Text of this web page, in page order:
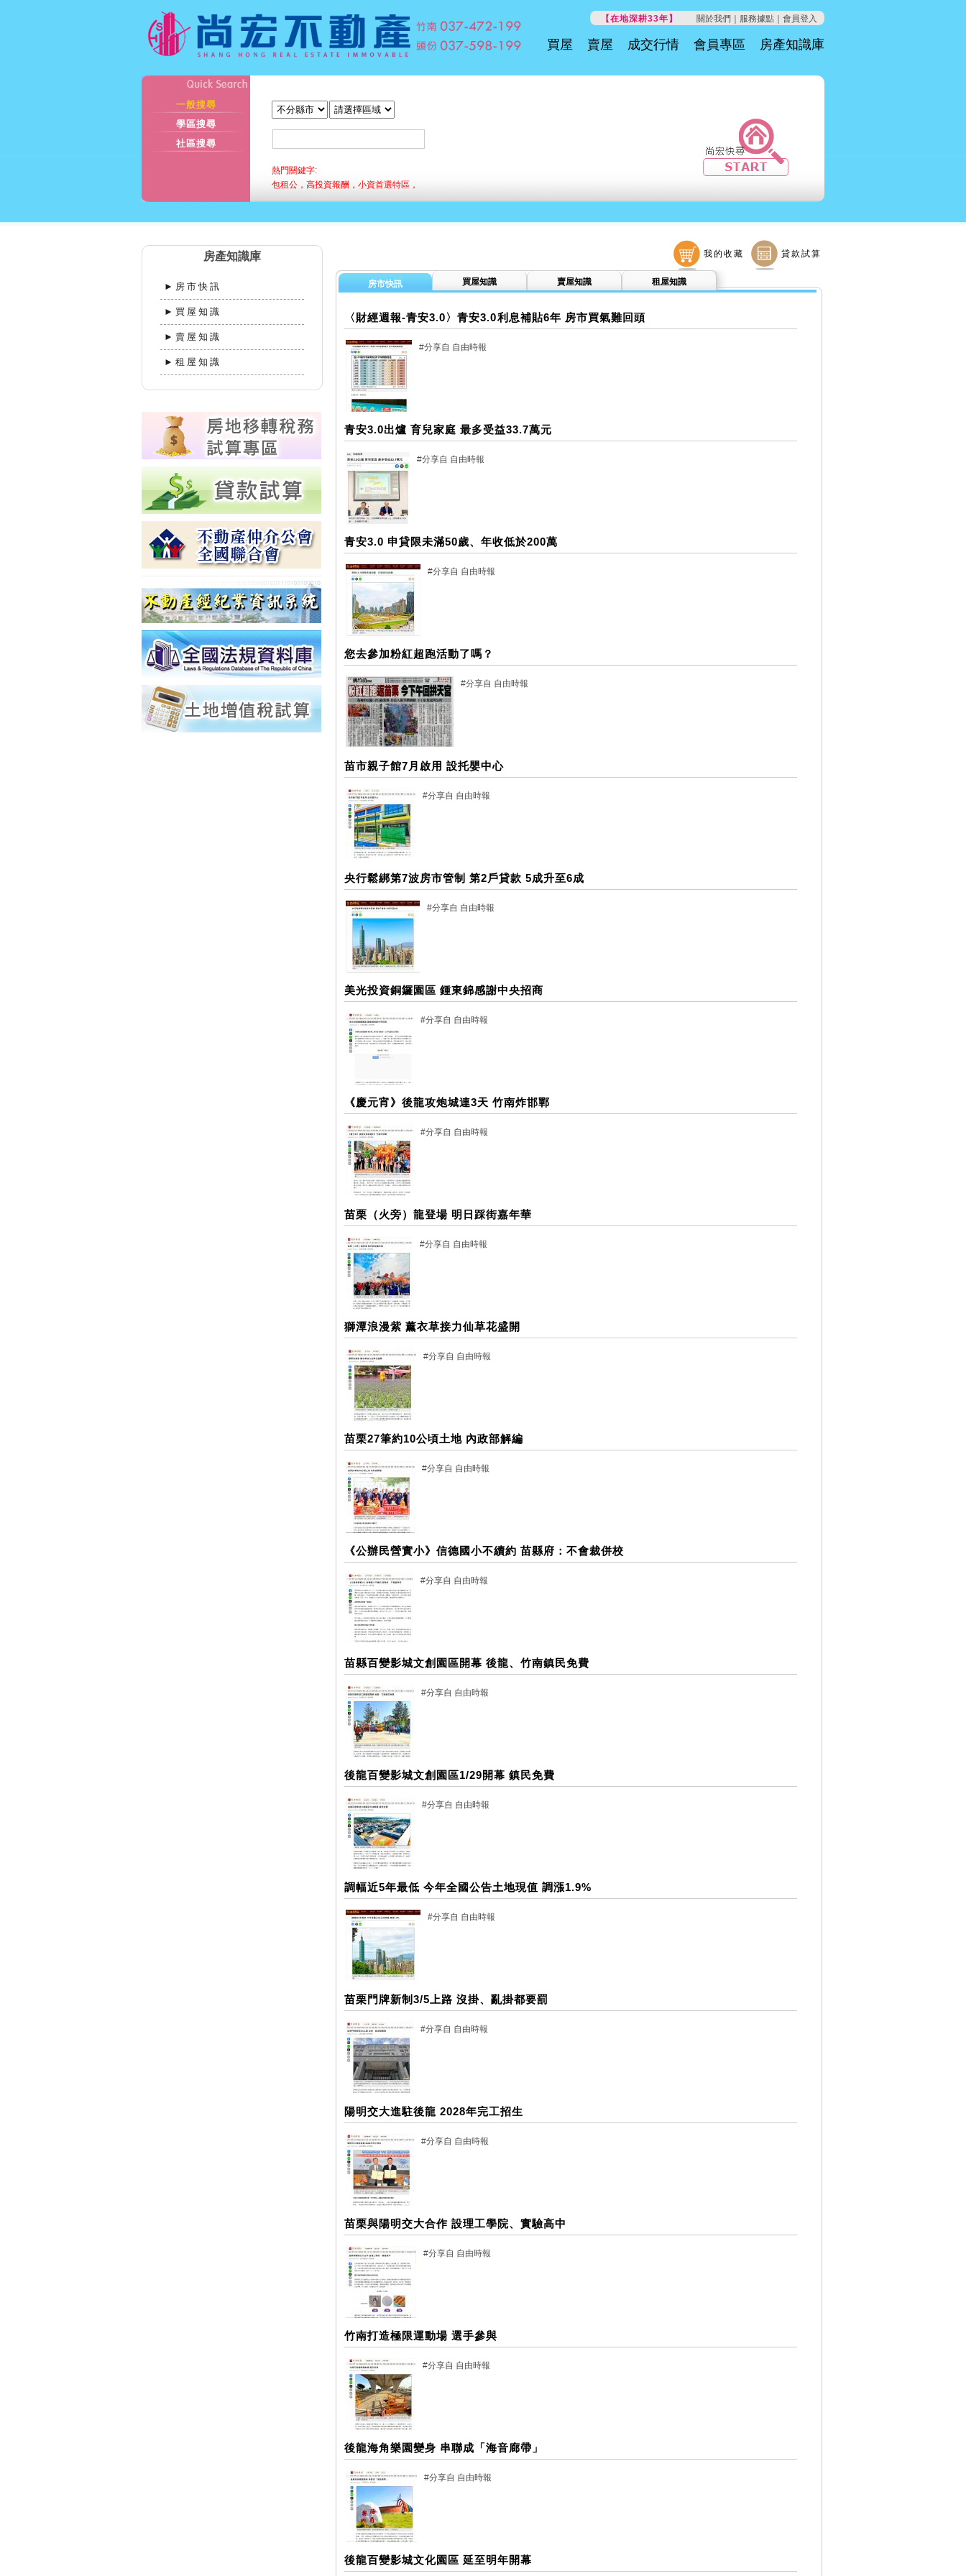
【在地深耕33年】 關於我們｜ 服務據點｜ 會員登入
買屋 賣屋 成交行情 會員專區 房產知識庫
一般搜尋
學區搜尋
社區搜尋
熱門關鍵字:
包租公，高投資報酬，小資首選特區，
房產知識庫
►房市快訊
►買屋知識
►賣屋知識
►租屋知識
我的收藏 貸款試算
房市快訊 買屋知識 賣屋知識 租屋知識
〈財經週報-青安3.0〉青安3.0利息補貼6年 房市買氣難回頭
#分享自 自由時報
青安3.0出爐 育兒家庭 最多受益33.7萬元
#分享自 自由時報
青安3.0 申貸限未滿50歲、年收低於200萬
#分享自 自由時報
您去參加粉紅超跑活動了嗎？
#分享自 自由時報
苗市親子館7月啟用 設托嬰中心
#分享自 自由時報
央行鬆綁第7波房市管制 第2戶貸款 5成升至6成
#分享自 自由時報
美光投資銅鑼園區 鍾東錦感謝中央招商
#分享自 自由時報
《慶元宵》後龍攻炮城連3天 竹南炸邯鄲
#分享自 自由時報
苗栗（火旁）龍登場 明日踩街嘉年華
#分享自 自由時報
獅潭浪漫紫 薰衣草接力仙草花盛開
#分享自 自由時報
苗栗27筆約10公頃土地 內政部解編
#分享自 自由時報
《公辦民營實小》信德國小不續約 苗縣府：不會裁併校
#分享自 自由時報
苗縣百變影城文創園區開幕 後龍、竹南鎮民免費
#分享自 自由時報
後龍百變影城文創園區1/29開幕 鎮民免費
#分享自 自由時報
調幅近5年最低 今年全國公告土地現值 調漲1.9%
#分享自 自由時報
苗栗門牌新制3/5上路 沒掛、亂掛都要罰
#分享自 自由時報
陽明交大進駐後龍 2028年完工招生
#分享自 自由時報
苗栗與陽明交大合作 設理工學院、實驗高中
#分享自 自由時報
竹南打造極限運動場 選手參與
#分享自 自由時報
後龍海角樂園變身 串聯成「海音廊帶」
#分享自 自由時報
後龍百變影城文化園區 延至明年開幕